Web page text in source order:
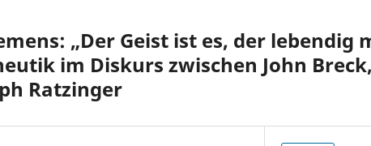
„Der Geist ist es, der lebendig
im Diskurs zwischen John
Ratzinger